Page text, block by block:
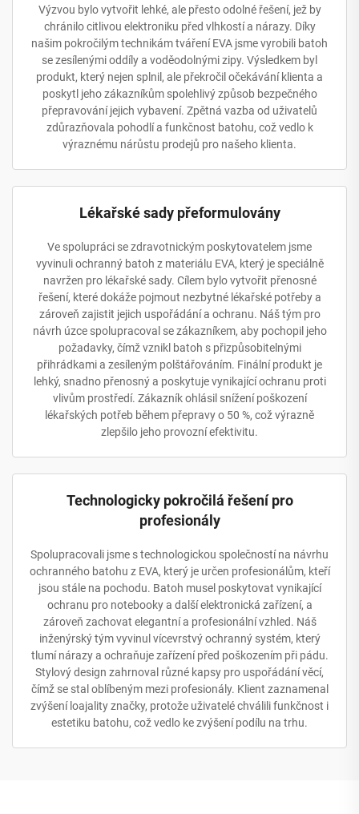
Výzvou bylo vytvořit lehké, ale přesto odolné řešení, jež by
chránilo citlivou elektroniku před vlhkostí a nárazy. Díky
našim pokročilým technikám tváření EVA jsme vyrobili batoh
se zesílenými oddíly a voděodolnými zipy. Výsledkem byl
produkt, který nejen splnil, ale překročil očekávání klienta a
poskytl jeho zákazníkům spolehlivý způsob bezpečného
přepravování jejich vybavení. Zpětná vazba od uživatelů
zdůrazňovala pohodlí a funkčnost batohu, což vedlo k
výraznému nárůstu prodejů pro našeho klienta.
Lékařské sady přeformulovány
Ve spolupráci se zdravotnickým poskytovatelem jsme
vyvinuli ochranný batoh z materiálu EVA, který je speciálně
navržen pro lékařské sady. Cílem bylo vytvořit přenosné
řešení, které dokáže pojmout nezbytné lékařské potřeby a
zároveň zajistit jejich uspořádání a ochranu. Náš tým pro
návrh úzce spolupracoval se zákazníkem, aby pochopil jeho
požadavky, čímž vznikl batoh s přizpůsobitelnými
přihrádkami a zesíleným polštářováním. Finální produkt je
lehký, snadno přenosný a poskytuje vynikající ochranu proti
vlivům prostředí. Zákazník ohlásil snížení poškození
lékařských potřeb během přepravy o 50 %, což výrazně
zlepšilo jeho provozní efektivitu.
Technologicky pokročilá řešení pro
profesionály
Spolupracovali jsme s technologickou společností na návrhu
ochranného batohu z EVA, který je určen profesionálům, kteří
jsou stále na pochodu. Batoh musel poskytovat vynikající
ochranu pro notebooky a další elektronická zařízení, a
zároveň zachovat elegantní a profesionální vzhled. Náš
inženýrský tým vyvinul vícevrstvý ochranný systém, který
tlumí nárazy a ochraňuje zařízení před poškozením při pádu.
Stylový design zahrnoval různé kapsy pro uspořádání věcí,
čímž se stal oblíbeným mezi profesionály. Klient zaznamenal
zvýšení loajality značky, protože uživatelé chválili funkčnost i
estetiku batohu, což vedlo ke zvýšení podílu na trhu.